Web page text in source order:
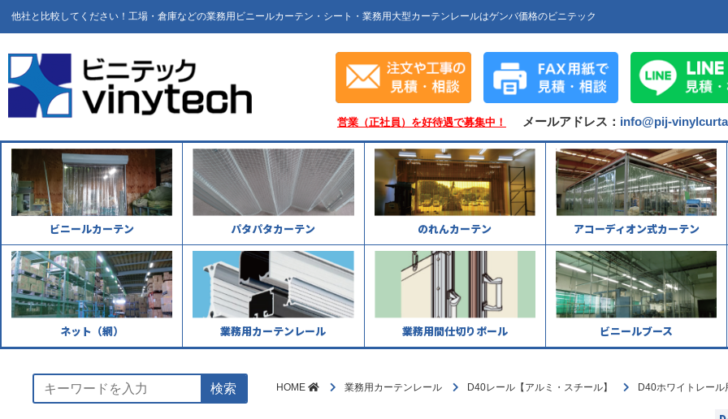
他社と比較してください！工場・倉庫などの業務用ビニールカーテン・シート・業務用大型カーテンレールはゲンバ価格のビニテック
営業（正社員）を好待遇で募集中！ メールアドレス： info@pij-
ビニールカーテン パタパタカーテン のれんカーテン アコーディオン式カーテン
ネット（網） 業務用カーテンレール 業務用間仕切りポール ビニールブース
検索 HOME 業務用カーテンレール D40レール【アルミ・スチール】 D40ホワイトレール